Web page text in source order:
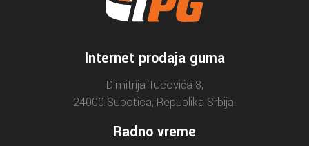
Internet prodaja guma
Dimitrija Tucovića 8,
24000 Subotica, Republika Srbija.
Radno vreme